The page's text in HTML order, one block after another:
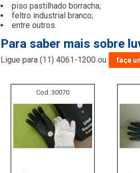
piso pastilhado borracha;
feltro industrial branco;
entre outros.
Para saber mais sobre
Ligue para(11) 4061-1200 ou faça
Cod.:30070